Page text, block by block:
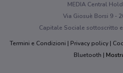
MEDIA Central
Via Giosuè Borsi 9 -
Capitale Sociale sottoscritto
Termini e Condizioni
Privacy policy
Bluetooth